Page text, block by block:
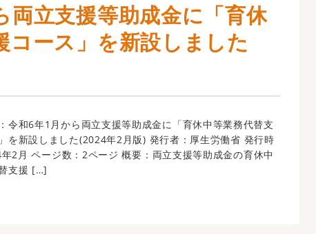
両立支援等助成金に「育休
コース」を新設しました
令和6年1月から両立支援等助成金に「育休中等業務代替支
を新設しました(2024年2月版) 発行者：厚生労働省 発行時
2月 ページ数：2ページ 概要：両立支援等助成金の育休中
支援 […]